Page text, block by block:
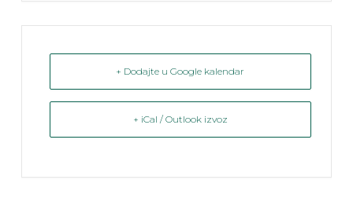
+ Dodajte u Google kalendar
+ iCal / Outlook izvoz